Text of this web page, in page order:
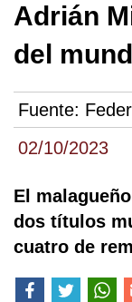
02/10/2023
Adrián
del
Fuente:
El
dos títulos
cuatro de